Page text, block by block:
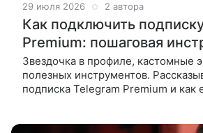
29 июля 2026 2 автора
Как подключить
Premium: пошаговая
Звездочка в профиле, кастомные
полезных инструментов.
подписка Telegram Premium и как